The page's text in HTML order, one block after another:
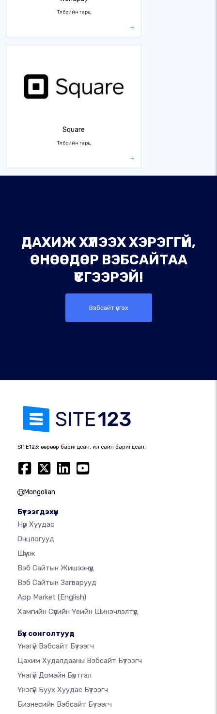
Төлбөрийн гарц
Square
Төлбөрийн гарц
ДАХИЖ ХҮЛЭЭХ ХЭРЭГГҮЙ,
ӨНӨӨДӨР ВЭБСАЙТАА
ҮҮСГЭЭРЭЙ!
Вэбсайт үүсгэх
SITE123: өөрөөр баригдсан, илүү сайн баригдсан.
Mongolian
Бүтээгдэхүүн
Нүүр Хуудас
Онцлогууд
Шүүмж
Вэб Сайтын Жишээнүүд
Вэб Сайтын Загварууд
App Market (English)
Хамгийн Сүүлийн Үеийн Шинэчлэлтүүд
Бүх сонголтууд
Үнэгүй Вэбсайт Бүтээгч
Цахим Худалдааны Вэбсайт Бүтээгч
Үнэгүй Домэйн Бүртгэл
Үнэгүй Буух Хуудас Бүтээгч
Бизнесийн Вэбсайт Бүтээгч